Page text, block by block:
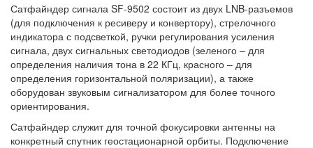
Сатфайндер сигнала SF-9502 состоит из двух LNB-разъемов
(для подключения к ресиверу и конвертору), стрелочного
индикатора с подсветкой, ручки регулирования усиления
сигнала, двух сигнальных светодиодов (зеленого – для
определения наличия тона в 22 КГц, красного – для
определения горизонтальной поляризации), а также
оборудован звуковым сигнализатором для более точного
ориентирования.
Сатфайндер служит для точной фокусировки антенны на
конкретный спутник геостационарной орбиты. Подключение